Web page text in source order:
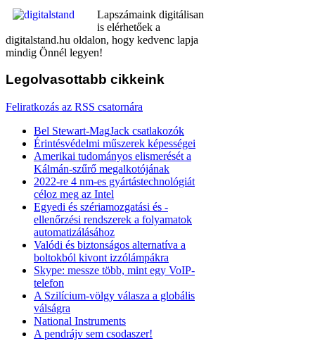
Lapszámaink digitálisan
is elérhetőek a
digitalstand.hu oldalon, hogy kedvenc lapja
mindig Önnél legyen!
Legolvasottabb cikkeink
Feliratkozás az RSS csatornára
Bel Stewart-MagJack csatlakozók
Érintésvédelmi műszerek képességei
Amerikai tudományos elismerését a
Kálmán-szűrő megalkotójának
2022-re 4 nm-es gyártástechnológiát
céloz meg az Intel
Egyedi és szériamozgatási és -
ellenőrzési rendszerek a folyamatok
automatizálásához
Valódi és biztonságos alternatíva a
boltokból kivont izzólámpákra
Skype: messze több, mint egy VoIP-
telefon
A Szilícium-völgy válasza a globális
válságra
National Instruments
A pendrájv sem csodaszer!